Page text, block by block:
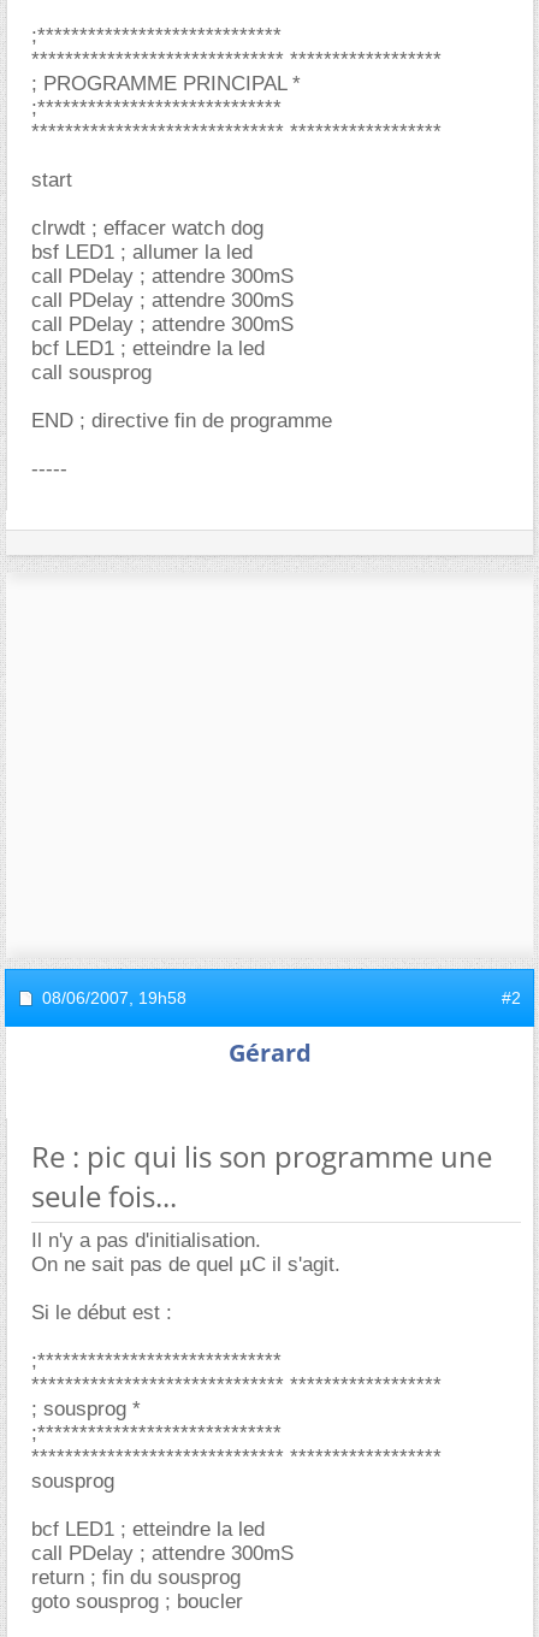
;*****************************
****************************** ******************
; PROGRAMME PRINCIPAL *
;*****************************
****************************** ******************
start
clrwdt ; effacer watch dog
bsf LED1 ; allumer la led
call PDelay ; attendre 300mS
call PDelay ; attendre 300mS
call PDelay ; attendre 300mS
bcf LED1 ; etteindre la led
call sousprog
END ; directive fin de programme
-----
08/06/2007, 19h58 #2
Gérard
Re : pic qui lis son programme une
seule fois...
Il n'y a pas d'initialisation.
On ne sait pas de quel µC il s'agit.
Si le début est :
;*****************************
****************************** ******************
; sousprog *
;*****************************
****************************** ******************
sousprog
bcf LED1 ; etteindre la led
call PDelay ; attendre 300mS
return ; fin du sousprog
goto sousprog ; boucler